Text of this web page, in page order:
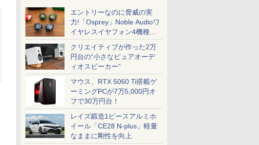
エントリーなのに脅威の実
力!「Osprey」Noble Audioワ
イヤレスイヤフォン4機種を
一気に聴く
クリエイティブが作った2万
円台の“小さなピュアオーデ
ィオスピーカー”
マウス、RTX 5060 Ti搭載ゲ
ーミングPCが7万5,000円オ
フで30万円台！
レイズ鍛造1ピースアルミホ
イール「CE28 N-plus」軽量
なままに剛性を向上